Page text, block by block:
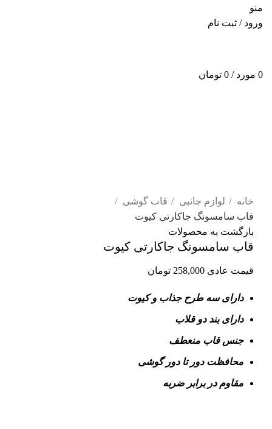
منو
ورود / ثبت نام
0 مورد /
0 تومان
خانه
لوازم جانبی
قاب گوشی
قاب سامسونگ جاکارتی کیوت
بازگشت به محصولات
قاب سامسونگ جاکارتی کیوت
قیمت عادی 258,000 تومان
دارای سه طرح جذاب و کیوت
دارای بند دو قلاب
جنس قاب منعطف
محافظت دور تا دور گوشی
مقاوم در برابر ضربه